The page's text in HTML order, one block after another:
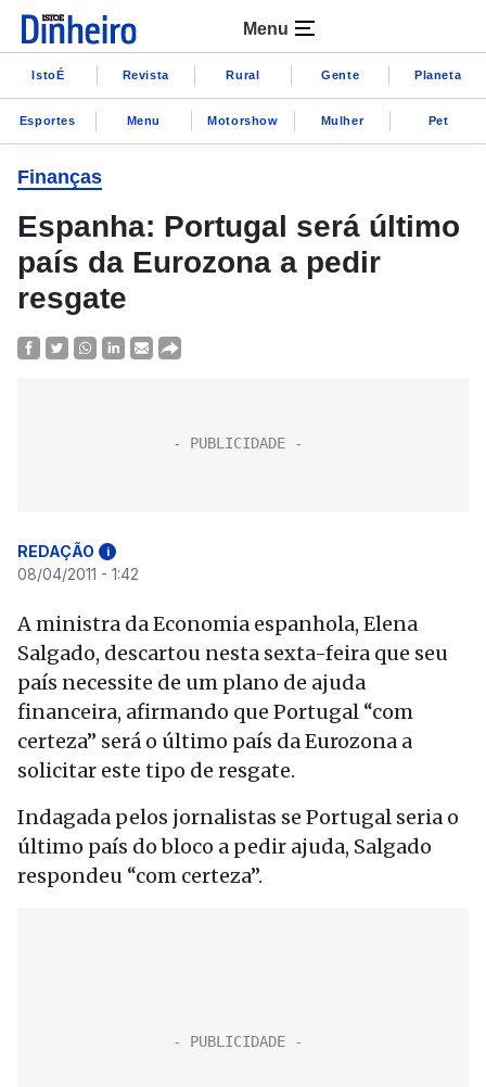
Menu
IstoÉ Revista Rural Gente Planeta
Esportes Menu Motorshow Mulher Pet
Finanças
Espanha: Portugal será último
país da Eurozona a pedir
resgate
REDAÇÃO i
08/04/2011 - 1:42
A ministra da Economia espanhola, Elena
Salgado, descartou nesta sexta-feira que seu
país necessite de um plano de ajuda
financeira, afirmando que Portugal “com
certeza” será o último país da Eurozona a
solicitar este tipo de resgate.
Indagada pelos jornalistas se Portugal seria o
último país do bloco a pedir ajuda, Salgado
respondeu “com certeza”.